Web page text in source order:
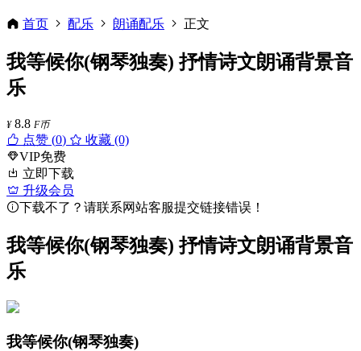
首页 配乐 朗诵配乐 正文
我等候你(钢琴独奏) 抒情诗文朗诵背景音
乐
¥ 8.8 F币
点赞 (0)
收藏 (0)
VIP免费
立即下载
升级会员
下载不了？请联系网站客服提交链接错误！
我等候你(钢琴独奏) 抒情诗文朗诵背景音
乐
我等候你(钢琴独奏)